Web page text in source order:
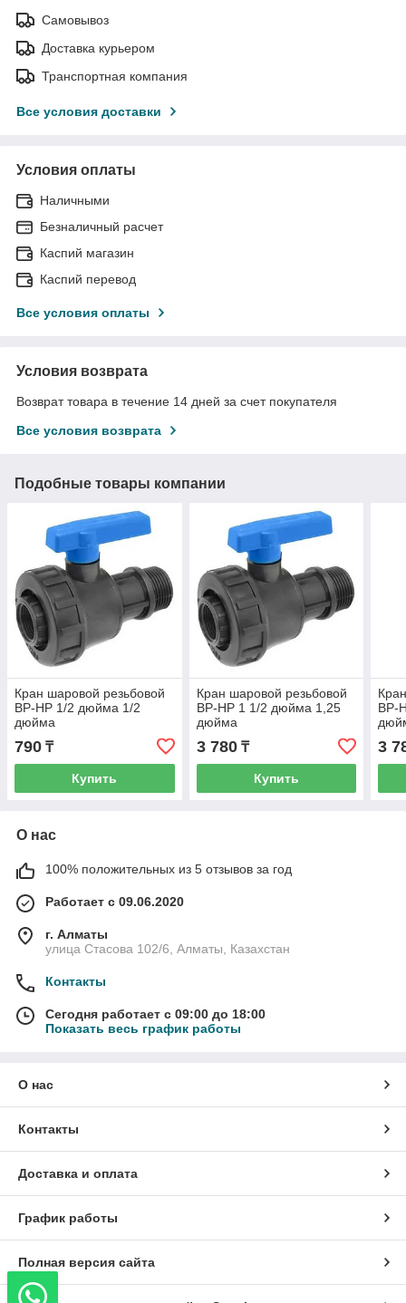
Самовывоз
Доставка курьером
Транспортная компания
Все условия доставки
Условия оплаты
Наличными
Безналичный расчет
Каспий магазин
Каспий перевод
Все условия оплаты
Условия возврата
Возврат товара в течение 14 дней за счет покупателя
Все условия возврата
Подобные товары компании
Кран шаровой резьбовой
ВР-НР 1/2 дюйма 1/2
дюйма
790 ₸
Купить
Кран шаровой резьбовой
ВР-НР 1 1/2 дюйма 1,25
дюйма
3 780₸
Купить
ВР-
3
О нас
100% положительных из 5 отзывов за год
Работает с 09.06.2020
г. Алматы
улица Стасова 102/6, Алматы, Казахстан
Контакты
Сегодня работает с 09:00 до 18:00
Показать весь график работы
О нас
Контакты
Доставка и оплата
График работы
Полная версия сайта